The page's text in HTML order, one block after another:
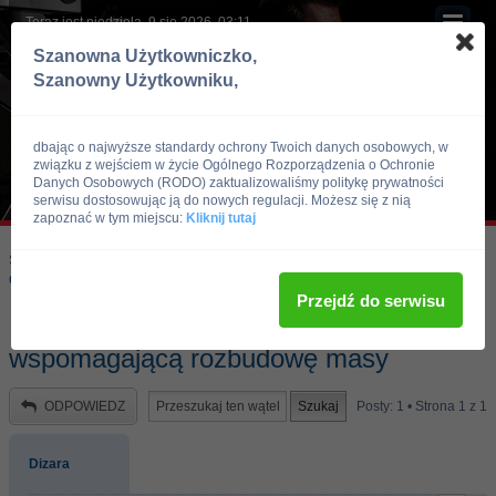
Teraz jest niedziela, 9 sie 2026, 03:11
Skocz do:
Odżywki i suplementy
Mass Attack odpowiednią odżywką
wspomagającą rozbudowę masy
ODPOWIEDZ Posty: 1 • Strona 1 z 1
Dizara
Szanowna Użytkowniczko,
Szanowny Użytkowniku,
dbając o najwyższe standardy ochrony Twoich danych osobowych, w
związku z wejściem w życie Ogólnego Rozporządzenia o Ochronie
Danych Osobowych (RODO) zaktualizowaliśmy politykę prywatności
serwisu dostosowując ją do nowych regulacji. Możesz się z nią
zapoznać w tym miejscu: Kliknij tutaj
Przejdź do serwisu